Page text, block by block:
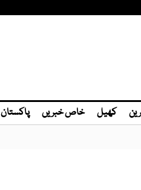
کھیل خاص خبریں پاکستان